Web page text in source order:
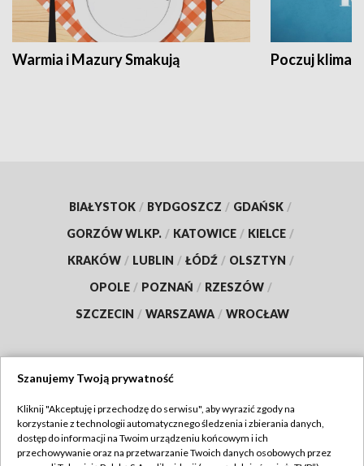
Warmia i Mazury Smakują Poczuj klimat
BIAŁYSTOK / BYDGOSZCZ / GDAŃSK /
GORZÓW WLKP. / KATOWICE / KIELCE /
KRAKÓW / LUBLIN / ŁÓDŹ / OLSZTYN /
OPOLE / POZNAŃ / RZESZÓW /
SZCZECIN / WARSZAWA / WROCŁAW
TVP
Abonament TVP
Regulamin TVP
Szanujemy Twoją prywatność
Kliknij "Akceptuję i przechodzę do serwisu", aby wyrazić zgody na
korzystanie z technologii automatycznego śledzenia i zbierania danych,
dostęp do informacji na Twoim urządzeniu końcowym i ich
przechowywanie oraz na przetwarzanie Twoich danych osobowych przez